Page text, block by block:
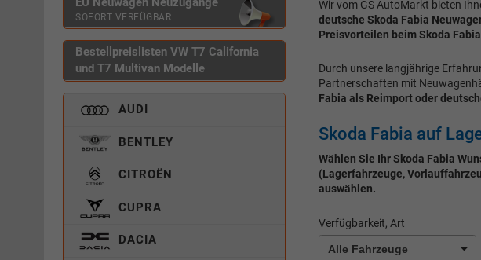
Wir vom GS AutoMarkt bieten
deutsche Skoda Fabia
Preisvorteilen beim Skoda
Durch unsere langjährige
Partnerschaften mit
Fabia als Reimport oder
Skoda Fabia auf
Wählen Sie Ihr Skoda Fabia
(Lagerfahrzeuge,
auswählen.
Verfügbarkeit, Art
SOFORT VERFÜGBAR
Bestellpreislisten VW T7 California
und T7 Multivan Modelle
AUDI
BENTLEY
CITROËN
CUPRA
DACIA